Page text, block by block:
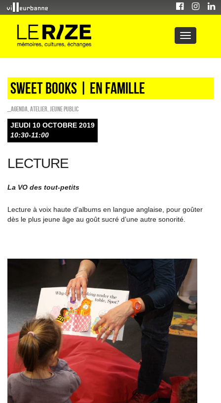
Sweet Books | en famille
_Agenda Atelier Jeune public
JEUDI 10 OCTOBRE 2019
10:30-11:00
LECTURE
La VO des tout-petits
Lecture à voix haute d’albums en langue anglaise, pour goûter
dès le plus jeune âge au goût sucré d’une autre sonorité.